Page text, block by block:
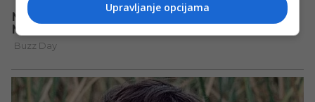
Upravljanje opcijama